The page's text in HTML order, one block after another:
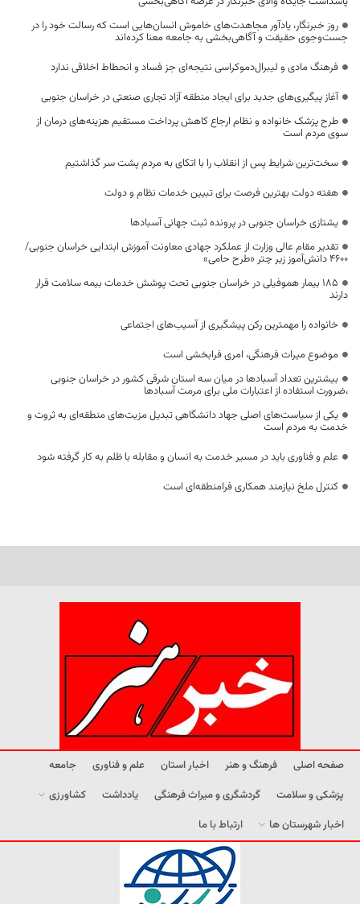
روز خبرنگار، یادآور مجاهدت‌های خاموش انسان‌هایی است که رسالت خود را در
جست‌وجوی حقیقت و آگاهی‌بخشی به جامعه معنا کرده‌اند
فرهنگ مادی و لیبرال‌دموکراسی نتیجه‌ای جز فساد و انحطاط اخلاقی ندارد
آغاز پیگیری‌های جدید برای ایجاد منطقه آزاد تجاری صنعتی در خراسان جنوبی
طرح پزشک خانواده و نظام ارجاع کاهش پرداخت مستقیم هزینه‌های درمان از
سوی مردم است
سخت‌ترین شرایط پس از انقلاب را با اتکای به مردم پشت سر گذاشتیم
هفته دولت بهترین فرصت برای تبیین خدمات نظام و دولت
یشتازی خراسان جنوبی در پرونده ثبت جهانی آسبادها
تقدیر مقام عالی وزارت از عملکرد جهادی معاونت آموزش ابتدایی خراسان جنوبی/
۴۶۰۰ دانش‌آموز زیر چتر «طرح حامی»
۱۸۵ بیمار هموفیلی در خراسان جنوبی تحت پوشش خدمات بیمه سلامت قرار
دارند
خانواده را مهمترین رکن پیشگیری از آسیب‌های اجتماعی
موضوع میراث فرهنگی، امری فرابخشی است
بیشترین تعداد آسبادها در میان سه استان شرقی کشور در خراسان جنوبی
،ضرورت استفاده از اعتبارات ملی برای مرمت آسبادها
یکی از سیاست‌های اصلی جهاد دانشگاهی تبدیل مزیت‌های منطقه‌ای به ثروت و
خدمت به مردم است
علم و فناوری باید در مسیر خدمت به انسان و مقابله با ظلم به کار گرفته شود
کنترل ملخ نیازمند همکاری فرامنطقه‌ای است
صفحه اصلی فرهنگ و هنر اخبار استان علم و فناوری
جامعه
پزشکی و سلامت
گردشگری و میراث فرهنگی یادداشت
کشاورزی
اخبار شهرستان ها
ارتباط با ما